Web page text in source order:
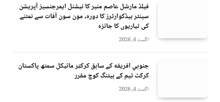
فیلڈ مارشل عاصم منیر کا نیشنل ایمرجنسیز آپریشن
سینٹر ہیڈکوارٹرز کا دورہ، مون سون آفات سے نمٹنے
کی تیاریوں کا جائزہ
اگست 4, 2026
جنوبي افريقه کے سابق کرکټر مائیکل سمتھ پاکستان
کرکٹ ٹیم کے بیٹنگ کوچ مقرر
اگست 4, 2026